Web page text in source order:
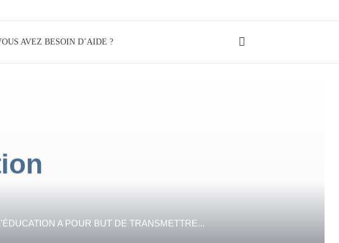
AVEZ BESOIN D’AIDE ?
A POUR BUT DE TRANSMETTRE...